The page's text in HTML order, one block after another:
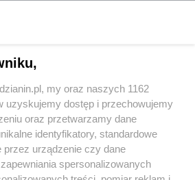
my oraz naszych 1162
uzyskujemy dostęp i przechowujemy
oraz przetwarzamy dane
identyfikatory, standardowe
przez urządzenie czy dane
spersonalizowanych